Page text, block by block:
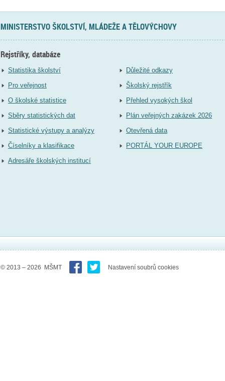
MINISTERSTVO ŠKOLSTVÍ, MLÁDEŽE A TĚLOVÝCHOVY
Rejstříky, databáze
Statistika školství
Pro veřejnost
O školské statistice
Sběry statistických dat
Statistické výstupy a analýzy
Číselníky a klasifikace
Adresáře školských institucí
Důležité odkazy
Školský rejstřík
Přehled vysokých škol
Plán veřejných zakázek 2026
Otevřená data
PORTÁL YOUR EUROPE
© 2013 – 2026 MŠMT Nastavení soubrů cookies